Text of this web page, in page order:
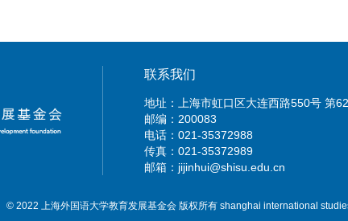
联系我们
地址：上海市虹口区大连西路550号 第
邮编：200083
电话：021-35372988
传真：021-35372989
邮箱：jijinhui@shisu.edu.cn
© 2022 上海外国语大学教育发展基金会 版权所有 shanghai international